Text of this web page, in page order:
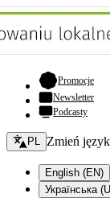
Promocje-
Newsletter
Podcasty
Zmień język -
PL Zmień
English (EN)
Українська